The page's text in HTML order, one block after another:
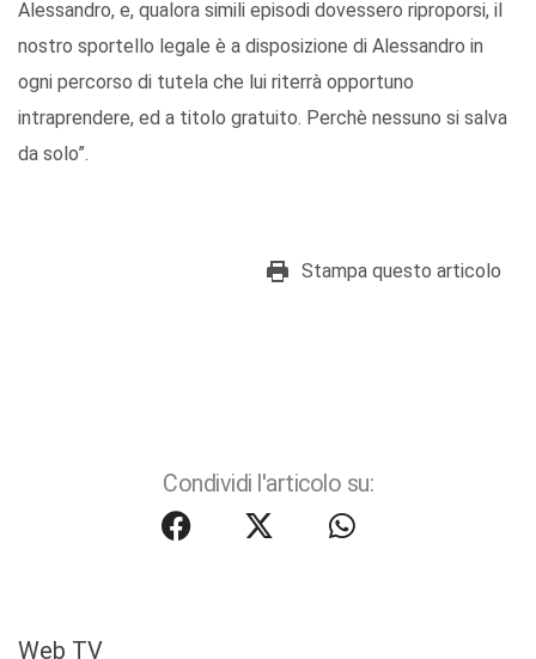
Alessandro, e, qualora simili episodi dovessero riproporsi, il
nostro sportello legale è a disposizione di Alessandro in
ogni percorso di tutela che lui riterrà opportuno
intraprendere, ed a titolo gratuito. Perchè nessuno si salva
da solo”.
Stampa questo articolo
Condividi l'articolo su:
Web TV